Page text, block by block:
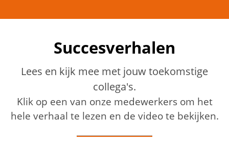
Succesverhalen
Lees en kijk mee met jouw toekomstige
collega's.
Klik op een van onze medewerkers om het
hele verhaal te lezen en de video te bekijken.